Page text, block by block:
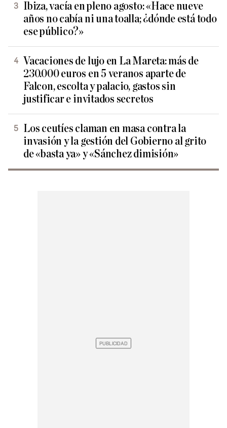
Ibiza, vacía en pleno agosto: «Hace nueve
años no cabía ni una toalla; ¿dónde está todo
ese público?»
Vacaciones de lujo en La Mareta: más de
230.000 euros en 5 veranos aparte de
Falcon, escolta y palacio, gastos sin
justificar e invitados secretos
Los ceutíes claman en masa contra la
invasión y la gestión del Gobierno al grito
de «basta ya» y «Sánchez dimisión»